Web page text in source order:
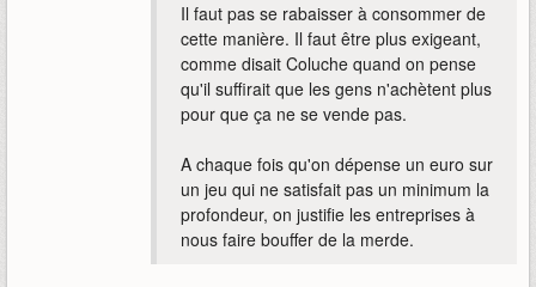
Il faut pas se rabaisser à consommer de
cette manière. Il faut être plus exigeant,
comme disait Coluche quand on pense
qu'il suffirait que les gens n'achètent plus
pour que ça ne se vende pas.
A chaque fois qu'on dépense un euro sur
un jeu qui ne satisfait pas un minimum la
profondeur, on justifie les entreprises à
nous faire bouffer de la merde.